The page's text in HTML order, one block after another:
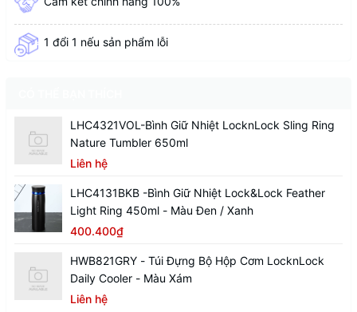
1 đổi 1 nếu sản phẩm lỗi
LHC4321VOL-Bình Giữ Nhiệt LocknLock Sling Ring
Nature Tumbler 650ml
Liên hệ
LHC4131BKB -Bình Giữ Nhiệt Lock&Lock Feather
Light Ring 450ml - Màu Đen / Xanh
400.400₫
HWB821GRY - Túi Đựng Bộ Hộp Cơm LocknLock
Daily Cooler - Màu Xám
Liên hệ